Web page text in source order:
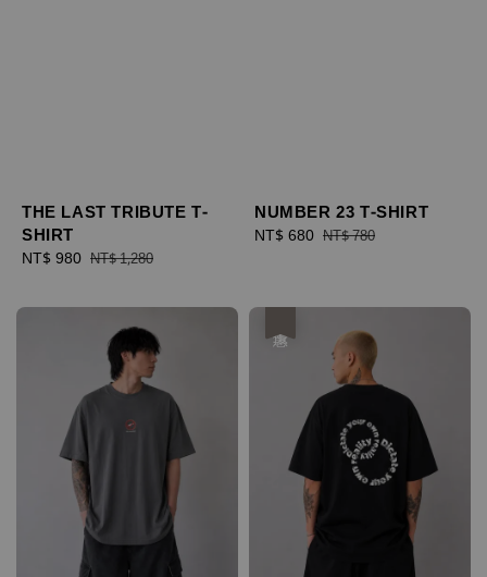
THE LAST TRIBUTE T-
SHIRT
Sale
NT$ 980 Regular
NT$ 1,280
NUMBER 23 T-SHIRT
Sale
NT$ 680 Regular
NT$ 780